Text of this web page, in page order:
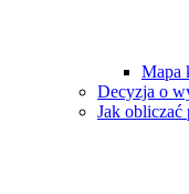
Mapa
Decyzja o
Jak obliczać